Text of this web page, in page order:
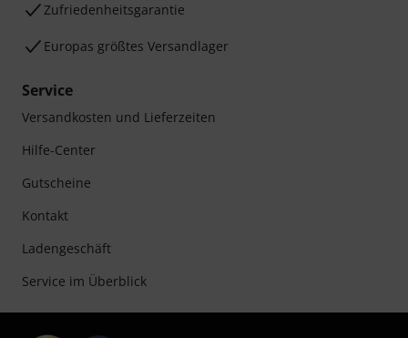
Zufriedenheitsgarantie
Europas größtes Versandlager
Service
Versandkosten und Lieferzeiten
Hilfe-Center
Gutscheine
Kontakt
Ladengeschäft
Service im Überblick